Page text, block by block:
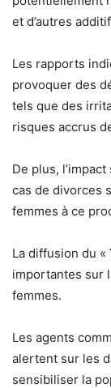
et d’autres
Les rapports
provoquer des
tels que des
risques accrus
De plus,
cas de divorces
femmes à ce
La diffusion du «
importantes sur
femmes.
Les agents
alertent sur les
sensibiliser la